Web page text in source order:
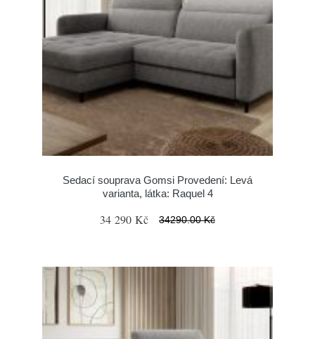
Sedací souprava Gomsi Provedení: Levá
varianta, látka: Raquel 4
34 290 Kč 34290.00 Kč